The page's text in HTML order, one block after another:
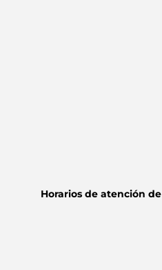
Horarios de atención de